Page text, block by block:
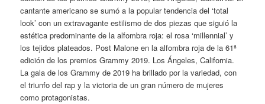
cantante americano se sumó a la popular tendencia del ‘total
look’ con un extravagante estilismo de dos piezas que siguió la
estética predominante de la alfombra roja: el rosa ‘millennial’ y
los tejidos plateados. Post Malone en la alfombra roja de la 61ª
edición de los premios Grammy 2019. Los Ángeles, California.
La gala de los Grammy de 2019 ha brillado por la variedad, con
el triunfo del rap y la victoria de un gran número de mujeres
como protagonistas.